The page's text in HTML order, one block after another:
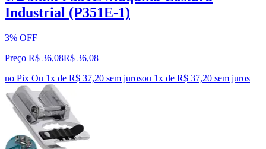
Industrial (P351E-1)
3% OFF
Preço R$ 36,08R$ 36,08
no Pix Ou 1x de R$ 37,20 sem jurosou 1x de R$ 37,20 sem juros